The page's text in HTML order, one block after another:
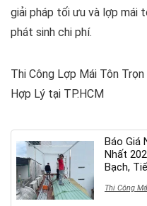
giải pháp tối ưu và lợp mái
phát sinh chi phí.
Thi Công Lợp Mái Tôn
Hợp Lý tại TP.HCM
Báo Giá
Nhất
Bạch,
Thi Công